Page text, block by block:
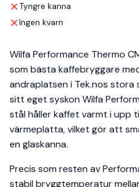
Tyngre kanna
Ingen kvarn
Wilfa Performance Thermo
som bästa kaffebryggare
andraplatsen i Tek.nos stora
sitt eget syskon Wilfa
stål håller kaffet varmt i upp
värmeplatta, vilket gör att
en glaskanna.
Precis som resten av
stabil bryggtemperatur